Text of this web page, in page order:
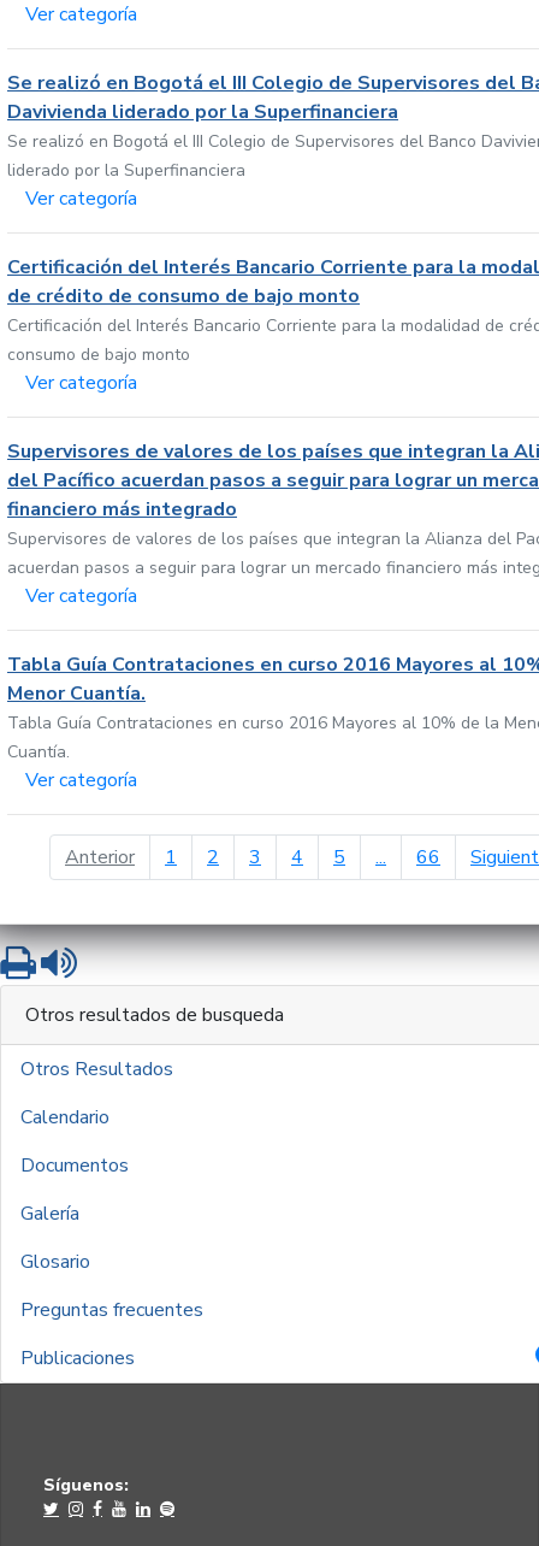
Ver categoría
Se realizó en Bogotá el III Colegio de Supervisores del
Davivienda liderado por la Superfinanciera
Se realizó en Bogotá el III Colegio de Supervisores del Banco
liderado por la Superfinanciera
Ver categoría
Certificación del Interés Bancario Corriente para la
de crédito de consumo de bajo monto
Certificación del Interés Bancario Corriente para la modalidad de
consumo de bajo monto
Ver categoría
Supervisores de valores de los países que integran la
del Pacífico acuerdan pasos a seguir para lograr un
financiero más integrado
Supervisores de valores de los países que integran la Alianza del
acuerdan pasos a seguir para lograr un mercado financiero más
Ver categoría
Tabla Guía Contrataciones en curso 2016 Mayores al
Menor Cuantía.
Tabla Guía Contrataciones en curso 2016 Mayores al 10% de la
Cuantía.
Ver categoría
Anteriorpágina anterior
1 2 3 4 5 ... 66
ImprimirLeer contenido
Otros resultados de busqueda
Otros Resultados
Calendario
Documentos
Galería
Glosario
Preguntas frecuentes
Publicaciones
Síguenos: